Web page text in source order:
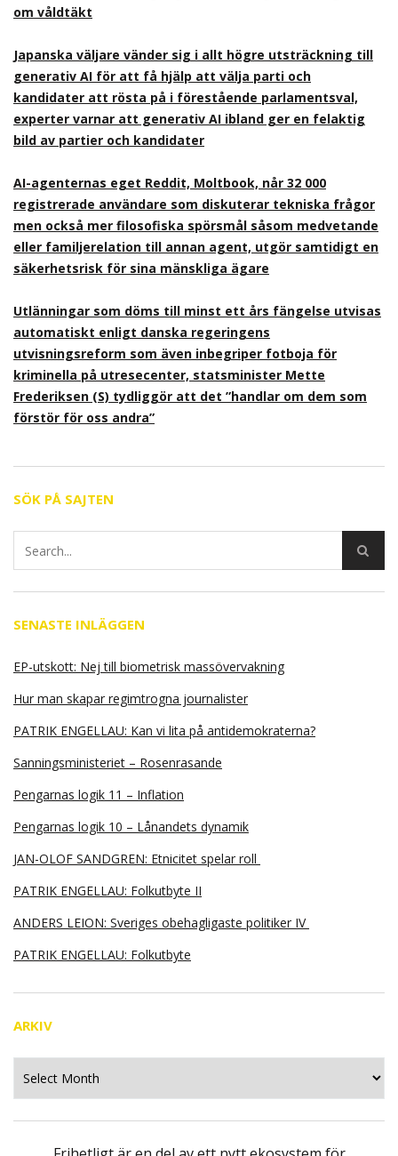
om våldtäkt
Japanska väljare vänder sig i allt högre utsträckning till
generativ AI för att få hjälp att välja parti och
kandidater att rösta på i förestående parlamentsval,
experter varnar att generativ AI ibland ger en felaktig
bild av partier och kandidater
AI-agenternas eget Reddit, Moltbook, når 32 000
registrerade användare som diskuterar tekniska frågor
men också mer filosofiska spörsmål såsom medvetande
eller familjerelation till annan agent, utgör samtidigt en
säkerhetsrisk för sina mänskliga ägare
Utlänningar som döms till minst ett års fängelse utvisas
automatiskt enligt danska regeringens
utvisningsreform som även inbegriper fotboja för
kriminella på utresecenter, statsminister Mette
Frederiksen (S) tydliggör att det ”handlar om dem som
förstör för oss andra”
SÖK PÅ SAJTEN
SENASTE INLÄGGEN
EP-utskott: Nej till biometrisk massövervakning
Hur man skapar regimtrogna journalister
PATRIK ENGELLAU: Kan vi lita på antidemokraterna?
Sanningsministeriet – Rosenrasande
Pengarnas logik 11 – Inflation
Pengarnas logik 10 – Lånandets dynamik
JAN-OLOF SANDGREN: Etnicitet spelar roll
PATRIK ENGELLAU: Folkutbyte II
ANDERS LEION: Sveriges obehagligaste politiker IV
PATRIK ENGELLAU: Folkutbyte
ARKIV